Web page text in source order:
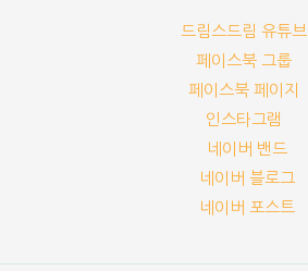
드림스드림 유튜브
페이스북 그룹
페이스북 페이지
인스타그램
네이버 밴드
네이버 블로그
네이버 포스트